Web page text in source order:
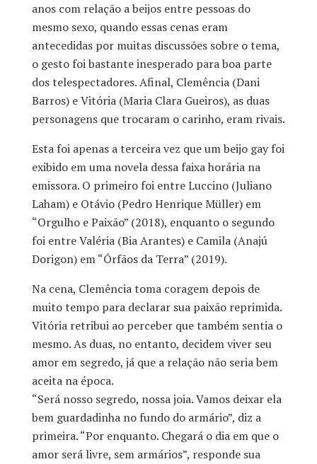
anos com relação a beijos entre pessoas do
mesmo sexo, quando essas cenas eram
antecedidas por muitas discussões sobre o tema,
o gesto foi bastante inesperado para boa parte
dos telespectadores. Afinal, Clemência (Dani
Barros) e Vitória (Maria Clara Gueiros), as duas
personagens que trocaram o carinho, eram rivais.
Esta foi apenas a terceira vez que um beijo gay foi
exibido em uma novela dessa faixa horária na
emissora. O primeiro foi entre Luccino (Juliano
Laham) e Otávio (Pedro Henrique Müller) em
“Orgulho e Paixão” (2018), enquanto o segundo
foi entre Valéria (Bia Arantes) e Camila (Anajú
Dorigon) em “Órfãos da Terra” (2019).
Na cena, Clemência toma coragem depois de
muito tempo para declarar sua paixão reprimida.
Vitória retribui ao perceber que também sentia o
mesmo. As duas, no entanto, decidem viver seu
amor em segredo, já que a relação não seria bem
aceita na época.
“Será nosso segredo, nossa joia. Vamos deixar ela
bem guardadinha no fundo do armário”, diz a
primeira. “Por enquanto. Chegará o dia em que o
amor será livre, sem armários”, responde sua